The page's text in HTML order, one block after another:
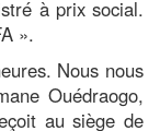
à prix social.
».
Nous nous
Ouédraogo,
au siège de